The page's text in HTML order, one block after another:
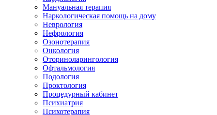
Мануальная терапия
Наркологическая помощь на дому
Неврология
Нефрология
Озонотерапия
Онкология
Оториноларингология
Офтальмология
Подология
Проктология
Процедурный кабинет
Психиатрия
Психотерапия